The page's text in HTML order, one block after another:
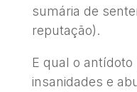
sumária de
reputação).
E qual o
insanidades e